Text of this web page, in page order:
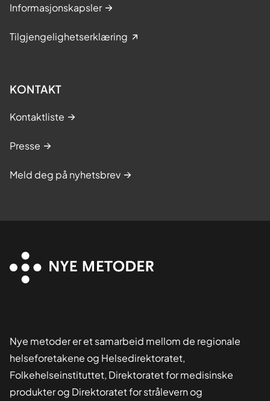
Informasjonskapsler
Tilgjengelighetserklæring
KONTAKT
Kontaktliste
Presse
Meld deg på nyhetsbrev
Nye metoder er et samarbeid mellom de regionale
helseforetakene og Helsedirektoratet,
Folkehelseinstituttet, Direktoratet for medisinske
produkter og Direktoratet for strålevern og